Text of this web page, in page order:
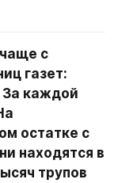
с
газет:
За каждой
остатке с
находятся в
трупов